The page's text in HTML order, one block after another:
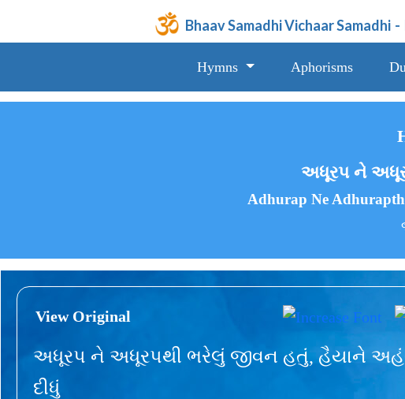
Bhaav Samadhi Vichaar Samadhi -
Hymns Aphorisms
અધૂરપ ને
Adhurap Ne
View Original
અધૂરપ ને અધૂરપથી ભરેલું જીવન હતું, હૈયાને
દીધું